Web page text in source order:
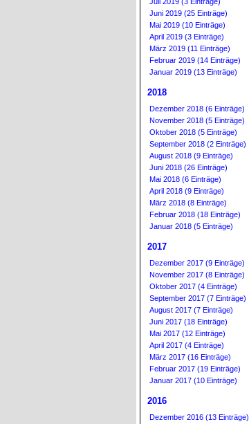
Juni 2019 (25 Einträge)
Mai 2019 (10 Einträge)
April 2019 (3 Einträge)
März 2019 (11 Einträge)
Februar 2019 (14 Einträge)
Januar 2019 (13 Einträge)
2018
Dezember 2018 (6 Einträge)
November 2018 (5 Einträge)
Oktober 2018 (5 Einträge)
September 2018 (2 Einträge)
August 2018 (9 Einträge)
Juni 2018 (26 Einträge)
Mai 2018 (6 Einträge)
April 2018 (9 Einträge)
März 2018 (8 Einträge)
Februar 2018 (18 Einträge)
Januar 2018 (5 Einträge)
2017
Dezember 2017 (9 Einträge)
November 2017 (8 Einträge)
Oktober 2017 (4 Einträge)
September 2017 (7 Einträge)
August 2017 (7 Einträge)
Juni 2017 (18 Einträge)
Mai 2017 (12 Einträge)
April 2017 (4 Einträge)
März 2017 (16 Einträge)
Februar 2017 (19 Einträge)
Januar 2017 (10 Einträge)
2016
Dezember 2016 (13 Einträge)